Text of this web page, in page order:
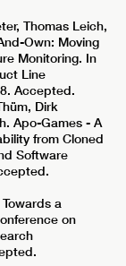
Thomas Leich,
Own: Moving
Monitoring. In
Line
Accepted.
Dirk
Apo-Games - A
from Cloned
Software
a
on